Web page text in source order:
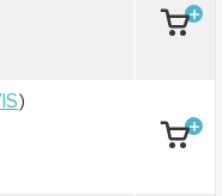
)